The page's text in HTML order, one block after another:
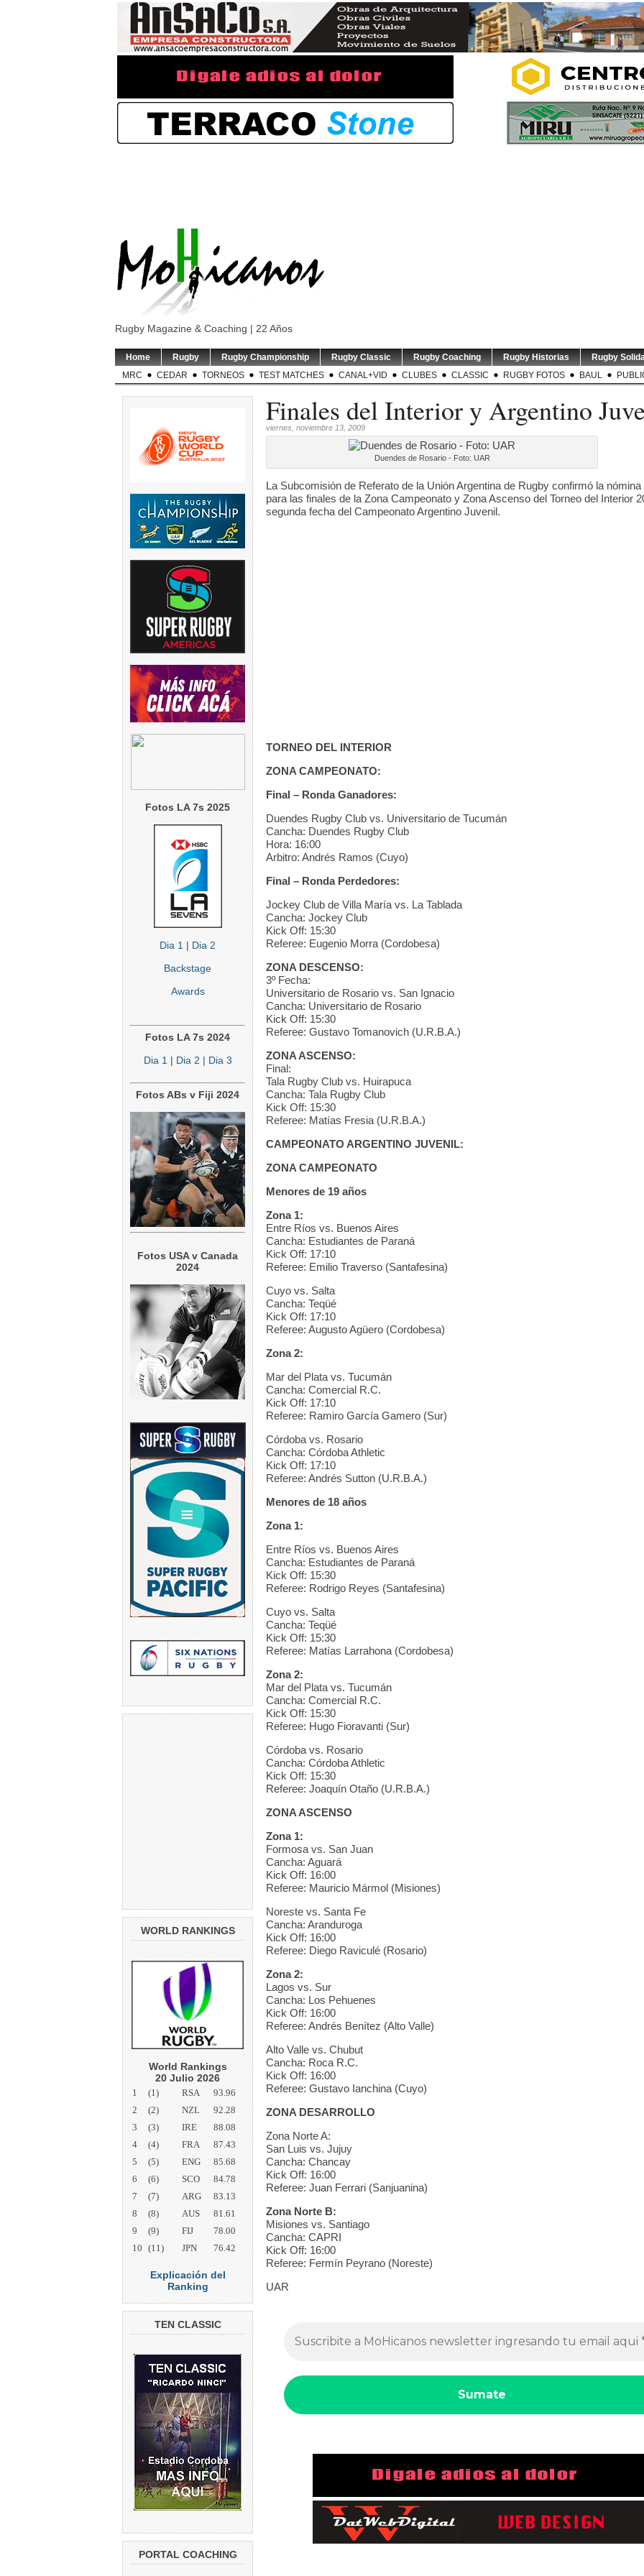
Rugby Magazine & Coaching | 22 Años
Home Rugby Rugby Championship Rugby Classic Rugby Coaching Rugby Historias Rugby
MRC
CEDAR TORNEOS TEST MATCHES CANAL+VID CLUBES CLASSIC RUGBY FOTOS BAUL
Fotos LA 7s 2025
Dia 1 | Dia 2
Backstage
Awards
Fotos LA 7s 2024
Dia 1 | Dia 2 | Dia 3
Fotos ABs v Fiji 2024
Fotos USA v Canada
2024
WORLD RANKINGS
World Rankings
20 Julio 2026
1 (1) RSA
93.96
2
(2) NZL
92.28
3
(3) IRE
88.08
4
(4) FRA
87.43
5
(5) ENG
85.68
6
(6) SCO
84.78
7
(7) ARG
83.13
8
(8) AUS
81.61
9
(9) FIJ
78.00
10 (11) JPN 76.42
Explicación del
Ranking
TEN CLASSIC
PORTAL COACHING
Finales del Interior y Argentino
viernes, noviembre 13, 2009
Duendes de Rosario - Foto: UAR
La Subcomisión de Referato de la Unión Argentina de Rugby confirmó la nómina
para las finales de la Zona Campeonato y Zona Ascenso del Torneo del Interior
segunda fecha del Campeonato Argentino Juvenil.
TORNEO DEL INTERIOR
ZONA CAMPEONATO:
Final – Ronda Ganadores:
Duendes Rugby Club vs. Universitario de Tucumán
Cancha: Duendes Rugby Club
Hora: 16:00
Arbitro: Andrés Ramos (Cuyo)
Final – Ronda Perdedores:
Jockey Club de Villa María vs. La Tablada
Cancha: Jockey Club
Kick Off: 15:30
Referee: Eugenio Morra (Cordobesa)
ZONA DESCENSO:
3º Fecha:
Universitario de Rosario vs. San Ignacio
Cancha: Universitario de Rosario
Kick Off: 15:30
Referee: Gustavo Tomanovich (U.R.B.A.)
ZONA ASCENSO:
Final:
Tala Rugby Club vs. Huirapuca
Cancha: Tala Rugby Club
Kick Off: 15:30
Referee: Matías Fresia (U.R.B.A.)
CAMPEONATO ARGENTINO JUVENIL:
ZONA CAMPEONATO
Menores de 19 años
Zona 1:
Entre Ríos vs. Buenos Aires
Cancha: Estudiantes de Paraná
Kick Off: 17:10
Referee: Emilio Traverso (Santafesina)
Cuyo vs. Salta
Cancha: Teqüé
Kick Off: 17:10
Referee: Augusto Agüero (Cordobesa)
Zona 2:
Mar del Plata vs. Tucumán
Cancha: Comercial R.C.
Kick Off: 17:10
Referee: Ramiro García Gamero (Sur)
Córdoba vs. Rosario
Cancha: Córdoba Athletic
Kick Off: 17:10
Referee: Andrés Sutton (U.R.B.A.)
Menores de 18 años
Zona 1:
Entre Ríos vs. Buenos Aires
Cancha: Estudiantes de Paraná
Kick Off: 15:30
Referee: Rodrigo Reyes (Santafesina)
Cuyo vs. Salta
Cancha: Teqüé
Kick Off: 15:30
Referee: Matías Larrahona (Cordobesa)
Zona 2:
Mar del Plata vs. Tucumán
Cancha: Comercial R.C.
Kick Off: 15:30
Referee: Hugo Fioravanti (Sur)
Córdoba vs. Rosario
Cancha: Córdoba Athletic
Kick Off: 15:30
Referee: Joaquín Otaño (U.R.B.A.)
ZONA ASCENSO
Zona 1:
Formosa vs. San Juan
Cancha: Aguará
Kick Off: 16:00
Referee: Mauricio Mármol (Misiones)
Noreste vs. Santa Fe
Cancha: Aranduroga
Kick Off: 16:00
Referee: Diego Raviculé (Rosario)
Zona 2:
Lagos vs. Sur
Cancha: Los Pehuenes
Kick Off: 16:00
Referee: Andrés Benítez (Alto Valle)
Alto Valle vs. Chubut
Cancha: Roca R.C.
Kick Off: 16:00
Referee: Gustavo Ianchina (Cuyo)
ZONA DESARROLLO
Zona Norte A:
San Luis vs. Jujuy
Cancha: Chancay
Kick Off: 16:00
Referee: Juan Ferrari (Sanjuanina)
Zona Norte B:
Misiones vs. Santiago
Cancha: CAPRI
Kick Off: 16:00
Referee: Fermín Peyrano (Noreste)
UAR